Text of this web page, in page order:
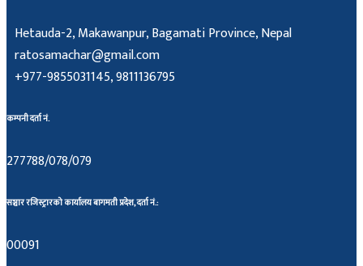
Hetauda-2, Makawanpur, Bagamati Province, Nepal
ratosamachar@gmail.com
+977-9855031145, 9811136795
कम्पनी दर्ता नं.
277788/078/079
सञ्चार रजिस्ट्रारको कार्यालय बागमती प्रदेश, दर्ता नं.:
00091